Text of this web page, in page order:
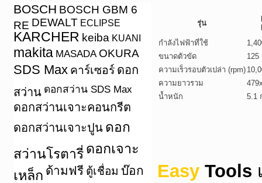
BOSCH BOSCH GBM 6
RE DEWALT ECLIPSE
KARCHER keiba KUANI
makita MASADA OKURA
SDS Max คาร์เซอร์ ดอก
สว่าน ดอกสว่าน SDS Max
ดอกสว่านเจาะคอนกรีต
ดอกสว่านเจาะปูน ดอก
สว่านโรตารี่ ดอกเจาะ
เหล็ก ด้ามฟรี ตู้เชื่อม บ๊อก
รุ่น
กำลังไฟฟ้าที่ใช้
ขนาดตัวขัด
ความเร็วรอบตัวเปล่า (rpm)
ความยาวรวม
น้ำหนัก
5.1
Easy Tools